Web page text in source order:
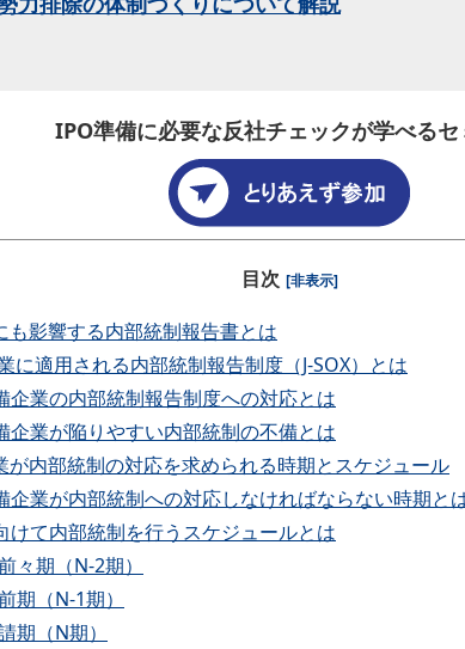
IPO準備に必要な反社チェックが学べる
目次 [非表示]
も影響する内部統制報告書とは
に適用される内部統制報告制度（J-SOX）とは
企業の内部統制報告制度への対応とは
企業が陥りやすい内部統制の不備とは
が内部統制の対応を求められる時期とスケジュール
企業が内部統制への対応しなければならない時期と
けて内部統制を行うスケジュールとは
々期（N-2期）
期（N-1期）
期（N期）